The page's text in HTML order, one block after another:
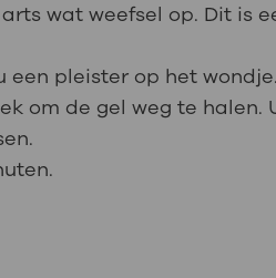
wat weefsel op. Dit is
pleister op het wondje.
om de gel weg te halen.